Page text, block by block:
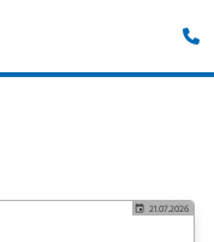
21.07.2026